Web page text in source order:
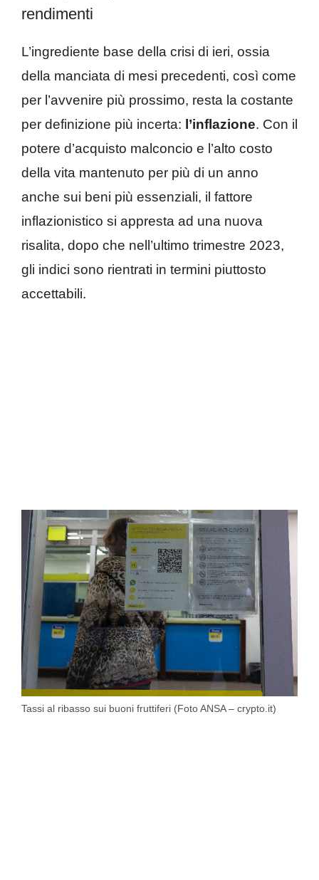
rendimenti
L’ingrediente base della crisi di ieri, ossia
della manciata di mesi precedenti, così come
per l’avvenire più prossimo, resta la costante
per definizione più incerta: l’inflazione. Con il
potere d’acquisto malconcio e l’alto costo
della vita mantenuto per più di un anno
anche sui beni più essenziali, il fattore
inflazionistico si appresta ad una nuova
risalita, dopo che nell’ultimo trimestre 2023,
gli indici sono rientrati in termini piuttosto
accettabili.
Tassi al ribasso sui buoni fruttiferi (Foto ANSA – crypto.it)